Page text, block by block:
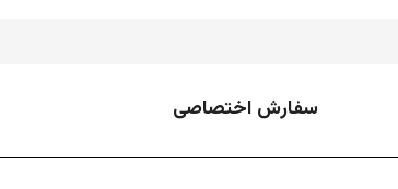
سفارش اختصاصی